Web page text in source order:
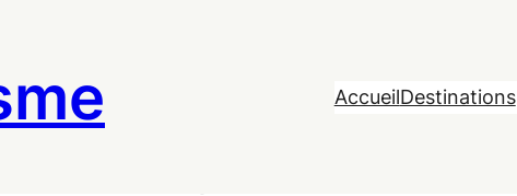
AccueilDestinations